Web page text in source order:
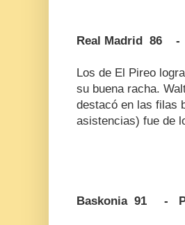
Real Madrid 86
Los de El Pireo
su buena racha.
destacó en las filas
asistencias) fue de
Baskonia 91 -